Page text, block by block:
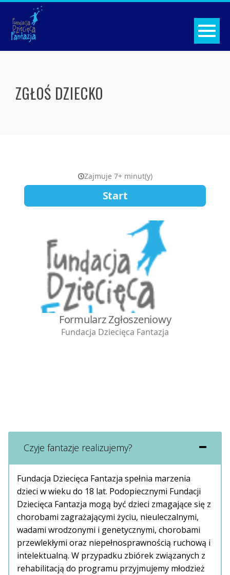
ZGŁOŚ DZIECKO
Czyje fantazje realizujemy?
Fundacja Dziecięca Fantazja spełnia marzenia
dzieci w wieku do 18 lat. Podopiecznymi Fundacji
Dziecięca Fantazja mogą być dzieci zmagające się z
chorobami zagrażającymi życiu, nieuleczalnymi,
wadami wrodzonymi i genetycznymi, chorobami
przewlekłymi oraz niepełnosprawnością ruchową i
intelektualną. W przypadku zbiórek związanych z
rehabilitacją do programu przyjmujemy młodzież